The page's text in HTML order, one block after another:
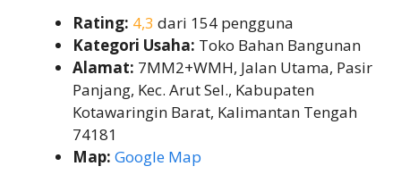
Rating: 4,3 dari 154 pengguna
Kategori Usaha: Toko Bahan Bangunan
Alamat: 7MM2+WMH, Jalan Utama, Pasir
Panjang, Kec. Arut Sel., Kabupaten
Kotawaringin Barat, Kalimantan Tengah
74181
Map: Google Map